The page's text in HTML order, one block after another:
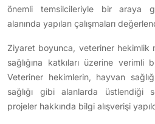
önemli temsilcileriyle bir araya
alanında yapılan çalışmaları
Ziyaret boyunca, veteriner hekimlik
sağlığına katkıları üzerine verimli
Veteriner hekimlerin, hayvan
sağlığı gibi alanlarda üstlendiği
projeler hakkında bilgi alışverişi